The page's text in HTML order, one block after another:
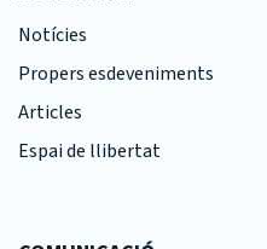
Notícies
Propers esdeveniments
Articles
Espai de llibertat